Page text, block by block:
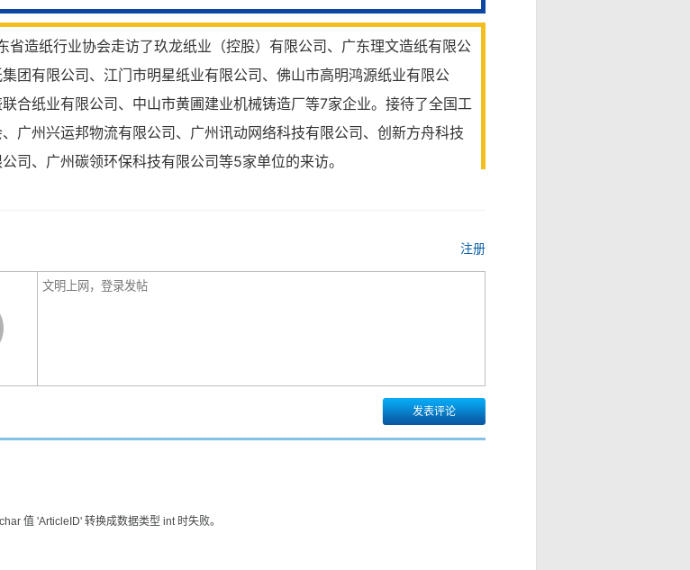
省造纸行业协会走访了玖龙纸业（控股）有限公司、广东理文造纸有限公
团有限公司、江门市明星纸业有限公司、佛山市高明鸿源纸业有限公
合纸业有限公司、中山市黄圃建业机械铸造厂等7家企业。接待了全国工
广州兴运邦物流有限公司、广州讯动网络科技有限公司、创新方舟科技
公司、广州碳领环保科技有限公司等5家单位的来访。
注册
发表评论
值 'ArticleID' 转换成数据类型 int 时失败。